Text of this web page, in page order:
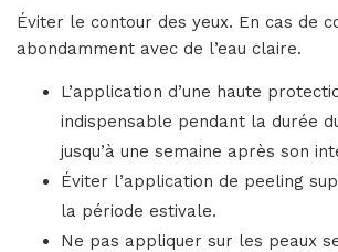
Éviter le contour des yeux. En cas de
abondamment avec de l’eau claire.
L’application d’une haute
indispensable pendant la durée
jusqu’à une semaine après son
Éviter l’application de peeling
la période estivale.
Ne pas appliquer sur les peaux